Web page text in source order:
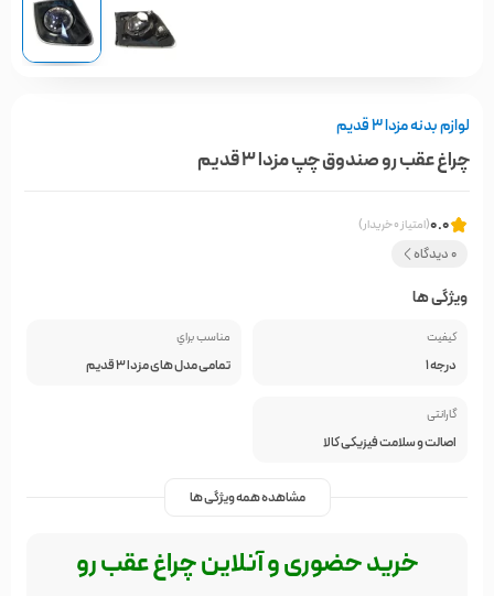
لوازم بدنه مزدا 3 قدیم
چراغ عقب رو صندوق چپ مزدا 3 قدیم
0.0(امتیاز 0 خریدار)
0 دیدگاه
ویژگی ها
کیفیت
درجه 1
مناسب براي
تمامی مدل های مزدا 3 قدیم
گارانتی
اصالت و سلامت فیزیکی کالا
مشاهده همه ویژگی ها
خرید حضوری و آنلاین چراغ عقب رو